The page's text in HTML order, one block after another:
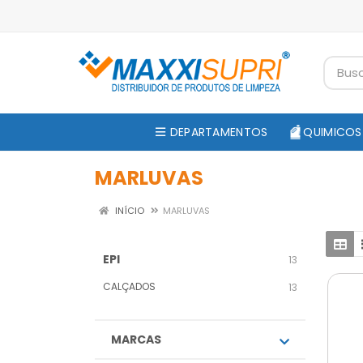
DEPARTAMENTOS QUIMICOS
MARLUVAS
INÍCIO MARLUVAS
EPI
13
CALÇADOS
13
MARCAS